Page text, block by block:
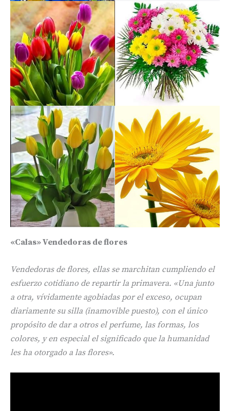
«Calas» Vendedoras de flores
Vendedoras de flores, ellas se marchitan cumpliendo el
esfuerzo cotidiano de repartir la primavera. «Una junto
a otra, vívidamente agobiadas por el exceso, ocupan
diariamente su silla (inamovible puesto), con el único
propósito de dar a otros el perfume, las formas, los
colores, y en especial el significado que la humanidad
les ha otorgado a las flores».